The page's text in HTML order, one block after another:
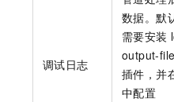
调试日志
数据。默
需要安装
output-
插件，并
中配置